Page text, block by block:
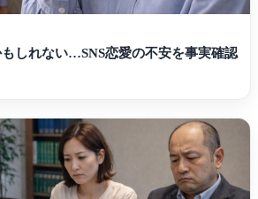
しれない…SNS恋愛の不安を事実確認